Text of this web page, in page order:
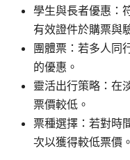
學生與長者優惠：
有效證件於購票與
團體票：若多人同
的優惠。
靈活出行策略：在
票價較低。
票種選擇：若對時
次以獲得較低票價。